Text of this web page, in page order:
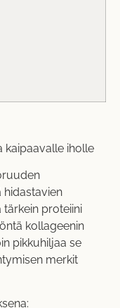
kaipaavalle iholle
hidastavien
tärkein proteiini
kollageenin
pikkuhiljaa se
merkit